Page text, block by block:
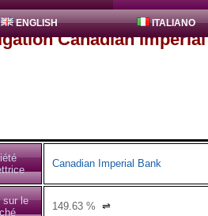
ENGLISH ITALIANO
Canadian
Canadian Imperial Bank
sur le
149.63% ⇌